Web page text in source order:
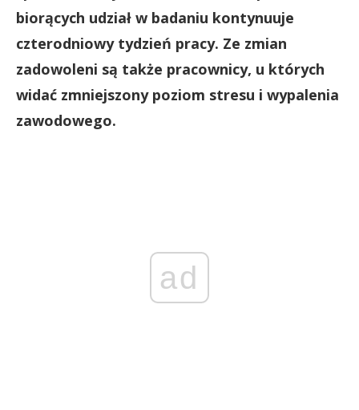
biorących udział w badaniu kontynuuje
czterodniowy tydzień pracy. Ze zmian
zadowoleni są także pracownicy, u których
widać zmniejszony poziom stresu i wypalenia
zawodowego.
ad